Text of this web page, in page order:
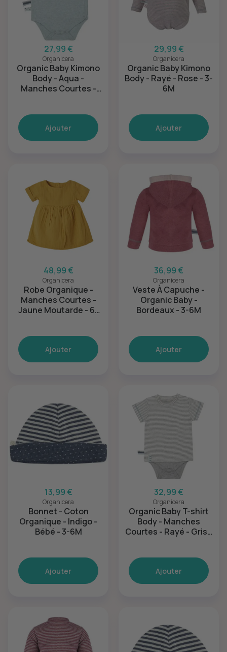
27,99 €
Organicera
Organic Baby Kimono
Body - Aqua -
Manches Courtes -
Ajouter
29,99 €
Organicera
Organic Baby Kimono
Body - Rayé - Rose - 3-
6M
Ajouter
48,99 €
Organicera
Robe Organique -
Manches Courtes -
Jaune Moutarde - 6-
Ajouter
36,99 €
Organicera
Veste À Capuche -
Organic Baby -
Bordeaux - 3-6M
Ajouter
13,99 €
Organicera
Bonnet - Coton
Organique - Indigo -
Bébé - 3-6M
Ajouter
32,99 €
Organicera
Organic Baby T-shirt
Body - Manches
Courtes - Rayé - Gris -
Ajouter